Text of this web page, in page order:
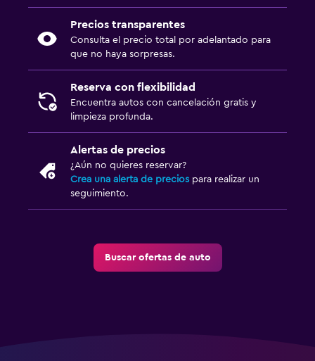
Precios transparentes
Consulta el precio total por adelantado para
que no haya sorpresas.
Reserva con flexibilidad
Encuentra autos con cancelación gratis y
limpieza profunda.
Alertas de precios
¿Aún no quieres reservar?
Crea una alerta de precios para realizar un
seguimiento.
Buscar ofertas de auto